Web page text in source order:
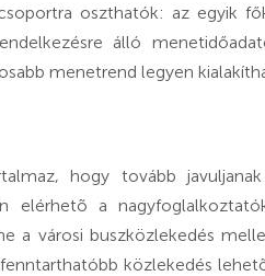
oszthatók: az egyik
álló
menetrend legyen
hogy tovább
elérhetõ a
a városi buszközlekedés
közlekedés